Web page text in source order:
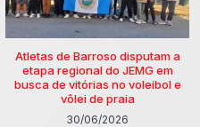
Atletas de Barroso disputam a
etapa regional do JEMG em
busca de vitórias no voleibol e
vôlei de praia
30/06/2026